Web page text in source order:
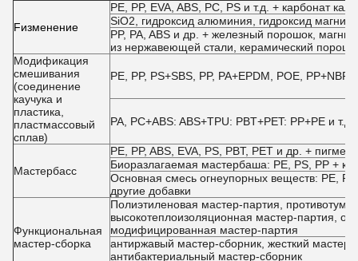
Fизменение
PE, PP, EVA, ABS, PC, PS и т.д. + карбонат
SiO2, гидроксид алюминия, гидроксид
PP, PA, ABS и др. + железный порошок,
из нержавеющей стали, керамический
Модификация
смешивания
(соединение
каучука и
пластика,
пластмассовый
сплав)
PE, PP, PS+SBS, PP, PA+EPDM, POE,
PA, PC+ABS: ABS+TPU: PBT+PET: PP+PE и т.д.
Мастербасс
PE, PP, ABS, EVA, PS, PBT, PET и др. +
Биоразлагаемая мастербаша: PE, PS, PP +
Основная смесь огнеупорных веществ: PE,
другие добавки
Функциональная
мастер-сборка
Полиэтиленовая мастер-партия,
высокотеплоизоляционная мастер-партия,
модифицированная мастер-партия
антиржавый мастер-сборник, жесткий мастер-
антибактериальный мастер-сборник